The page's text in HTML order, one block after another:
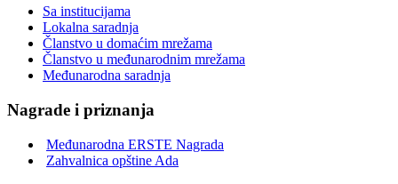
Sa institucijama
Lokalna saradnja
Članstvo u domaćim mrežama
Članstvo u međunarodnim mrežama
Međunarodna saradnja
Nagrade i priznanja
Međunarodna ERSTE Nagrada
Zahvalnica opštine Ada